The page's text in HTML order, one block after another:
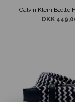
DKK